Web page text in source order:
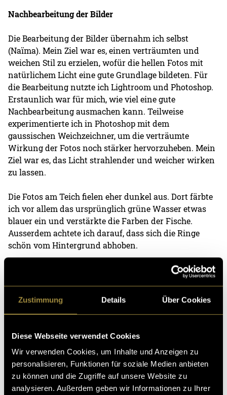
Zustimmung Details Über Cookies
Diese Webseite verwendet Cookies
Wir verwenden Cookies, um Inhalte und Anzeigen zu
personalisieren, Funktionen für soziale Medien anbieten
zu können und die Zugriffe auf unsere Website zu
analysieren. Außerdem geben wir Informationen zu Ihrer
Nachbearbeitung der Bilder
Die Bearbeitung der Bilder übernahm ich selbst
(Naïma). Mein Ziel war es, einen verträumten und
weichen Stil zu erzielen, wofür die hellen Fotos mit
natürlichem Licht eine gute Grundlage bildeten. Für
die Bearbeitung nutzte ich Lightroom und Photoshop.
Erstaunlich war für mich, wie viel eine gute
Nachbearbeitung ausmachen kann. Teilweise
experimentierte ich in Photoshop mit dem
gaussischen Weichzeichner, um die verträumte
Wirkung der Fotos noch stärker hervorzuheben. Mein
Ziel war es, das Licht strahlender und weicher wirken
zu lassen.
Die Fotos am Teich fielen eher dunkel aus. Dort färbte
ich vor allem das ursprünglich grüne Wasser etwas
blauer ein und verstärkte die Farben der Fische.
Ausserdem achtete ich darauf, dass sich die Ringe
schön vom Hintergrund abhoben.